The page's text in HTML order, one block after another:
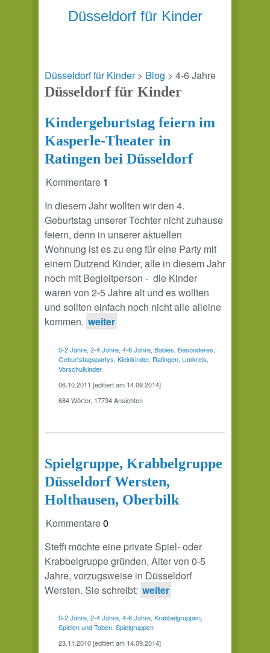
Düsseldorf für Kinder
Düsseldorf für Kinder> Blog > 4-6 Jahre
Düsseldorf für Kinder
Kindergeburtstag feiern im
Kasperle-Theater in
Ratingen bei Düsseldorf
Kommentare 1
In diesem Jahr wollten wir den 4.
Geburtstag unserer Tochter nicht zuhause
feiern, denn in unserer aktuellen
Wohnung ist es zu eng für eine Party mit
einem Dutzend Kinder, alle in diesem Jahr
noch mit Begleitperson - die Kinder
waren von 2-5 Jahre alt und es wollten
und sollten einfach noch nicht alle alleine
kommen. weiter
0-2 Jahre, 2-4 Jahre, 4-6 Jahre, Babies, Besonderes,
Geburtstagspartys, Kleinkinder, Ratingen, Umkreis,
Vorschulkinder
06.10.2011 [editiert am 14.09.2014]
684 Wörter, 17734 Ansichten
Spielgruppe, Krabbelgruppe
Düsseldorf Wersten,
Holthausen, Oberbilk
Kommentare0
Steffi möchte eine private Spiel- oder
Krabbelgruppe gründen, Alter von 0-5
Jahre, vorzugsweise in Düsseldorf
Wersten. Sie schreibt: weiter
0-2 Jahre, 2-4 Jahre, 4-6 Jahre, Krabbelgruppen,
Spielen und Toben, Spielgruppen
23.11.2010 [editiert am 14.09.2014]